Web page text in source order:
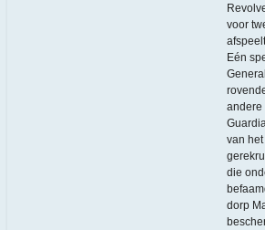
voor
Eén
andere
van
die
dorp